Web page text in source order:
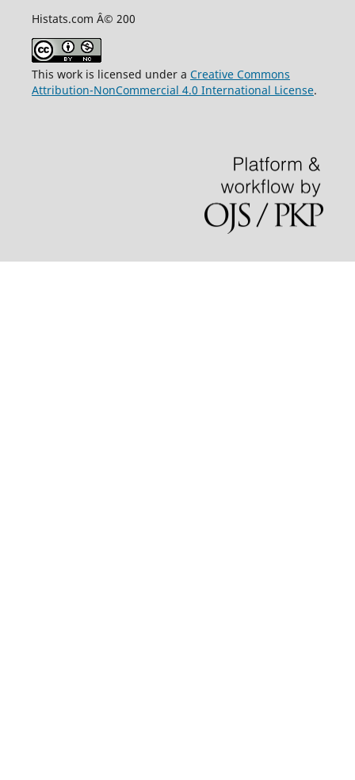
Histats.com Â© 200
This work is licensed under a Creative Commons
Attribution-NonCommercial 4.0 International License.